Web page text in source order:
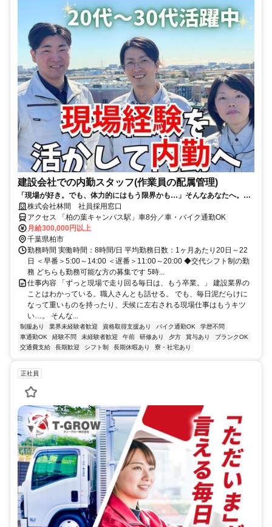
建設会社での内勤スタッフ(作業員の配属管理)
「現場が好き。でも、体力的にはもう限界かも…」そんなあなたへ。そ
の現場経験、これからは「オフィス」で活かしませんか？
株式会社林間 社員採用窓口
アクセス 「柏の葉キャンパス駅」車8分／車・バイク通勤OK
月給300,000円以上
千葉県柏市
勤務時間 実働時間：8時間/日 平均勤務日数：1ヶ月あたり20日～22
日 ＜早番＞5:00～14:00 ＜遅番＞11:00～20:00 ◆交代シフト制の勤
務 どちらも勤務可能な方の募集です 5時...
仕事内容 「ずっと現場で走り回る毎日は、もう卒業。」 建設業界の
ことはわかっている。職人さんとも話せる。 でも、毎日泥だらけに
なって重いものを持ったり、天候に左右される現場仕事はもうキツ
い…。 そんな...
制服あり 業界未経験者歓迎 資格取得支援あり バイク通勤OK
学歴不問
車通勤OK
経験不問 未経験者歓迎 午前 研修あり 夕方 賞与あり
ブランクOK
交通費支給
長期歓迎 シフト制 長期休暇あり 寮・社宅あり
正社員